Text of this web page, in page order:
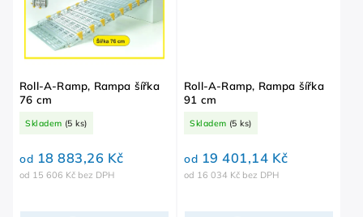
Roll-A-Ramp, Rampa šířka
76 cm
Skladem (5 ks)
od 15 606 Kč bez DPH
od 18 883,26 Kč
Roll-A-Ramp, Rampa šířka
91 cm
Skladem (5 ks)
od 16 034 Kč bez DPH
od 19 401,14 Kč